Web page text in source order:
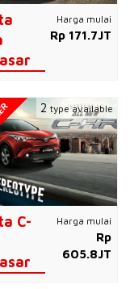
Harga mulai
Rp 171.7JT
C-
Harga mulai
Rp
605.8JT
2 type available